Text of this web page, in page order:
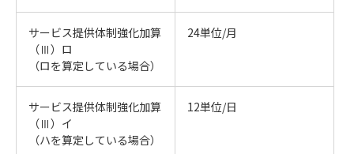
サービス提供体制強化加算
（Ⅲ）ロ
（ロを算定している場合）
24単位/月
サービス提供体制強化加算
（Ⅲ）イ
（ハを算定している場合）
12単位/日